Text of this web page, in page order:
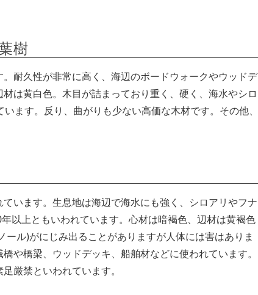
樹
耐久性が非常に高く、海辺のボードウォークやウッドデ
は黄白色。木目が詰まっており重く、硬く、海水やシロ
ます。反り、曲がりも少ない高価な木材です。その他、
います。生息地は海辺で海水にも強く、シロアリやフナ
以上ともいわれています。心材は暗褐色、辺材は黄褐色
ル)がにじみ出ることがありますが人体には害はありま
や橋梁、ウッドデッキ、船舶材などに使われています。
厳禁といわれています。